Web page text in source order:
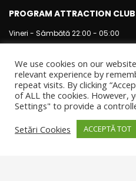
PROGRAM ATTRACTION
Vineri - Sâmbătă 22:00 - 05:00
We use cookies on our
relevant experience by
repeat visits. By clicking
of ALL the cookies. However,
Settings" to provide a
Setări Cookies
ACCEPTĂ TOT